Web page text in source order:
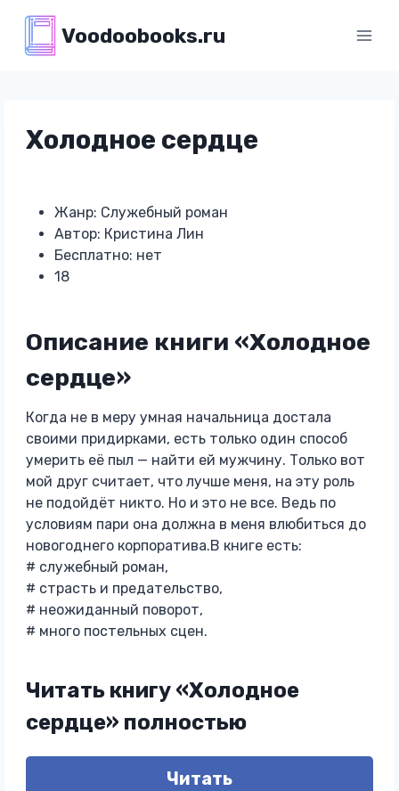
содержимому
Voodoobooks.ru
Холодное сердце
Жанр: Служебный роман
Автор: Кристина Лин
Бесплатно: нет
18
Описание книги «Холодное
сердце»
Когда не в меру умная начальница достала
своими придирками, есть только один способ
умерить её пыл — найти ей мужчину. Только вот
мой друг считает, что лучше меня, на эту роль
не подойдёт никто. Но и это не все. Ведь по
условиям пари она должна в меня влюбиться до
новогоднего корпоратива.В книге есть:
# служебный роман,
# страсть и предательство,
# неожиданный поворот,
# много постельных сцен.
Читать книгу «Холодное
сердце» полностью
Читать